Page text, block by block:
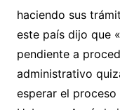
haciendo sus
este país dijo que
pendiente a
administrativo
esperar el